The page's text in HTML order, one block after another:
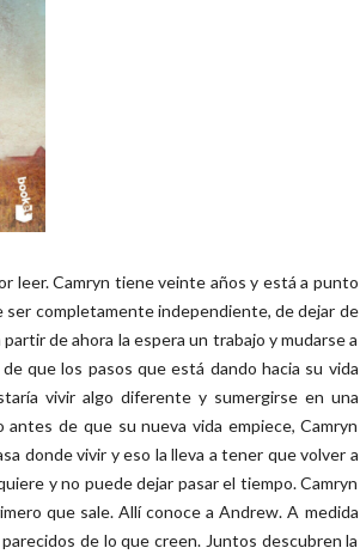
leer. Camryn tiene veinte años y está a punto
ser completamente independiente, de dejar de
de ahora la espera un trabajo y mudarse a
que los pasos que está dando hacia su vida
vivir algo diferente y sumergirse en una
de que su nueva vida empiece, Camryn
donde vivir y eso la lleva a tener que volver a
y no puede dejar pasar el tiempo. Camryn
que sale. Allí conoce a Andrew. A medida
de lo que creen. Juntos descubren la